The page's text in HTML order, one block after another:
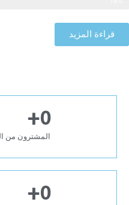
قراءة المزيد
المشترون من
0
+
0
+